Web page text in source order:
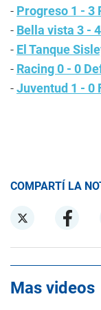
- Progreso 1 - 3
- Bella vista 3 -
- El Tanque
- Racing 0 - 0
-Juventud 1 - 0
COMPARTÍ LA
Mas videos